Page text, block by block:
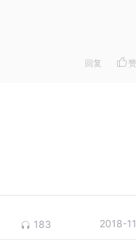
，这个人物才算是塑造成
美国西部给人带来的不同
荐一部另类的少年漫
回复 赞
183 2018-11